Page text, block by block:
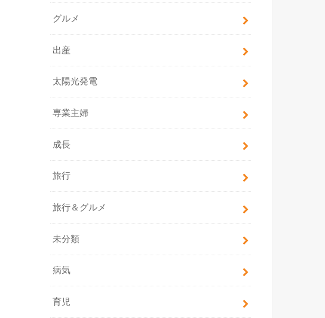
グルメ
出産
太陽光発電
専業主婦
成長
旅行
旅行＆グルメ
未分類
病気
育児